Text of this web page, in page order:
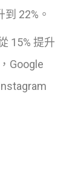
22%。
15% 提升
Google